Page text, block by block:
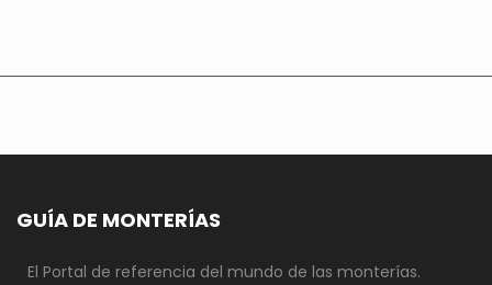
GUÍA DE MONTERÍAS
El Portal de referencia del mundo de las monterías.